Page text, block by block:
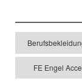
FE Engel